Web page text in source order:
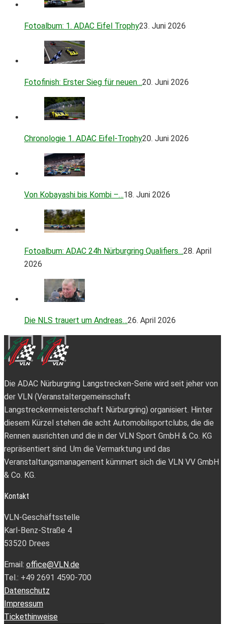
Fotoalbum: 1. ADAC Eifel Trophy23. Juni 2026
Fotofinish: Erster Sieg für neuen…20. Juni 2026
Chronologie 1. ADAC Eifel-Trophy20. Juni 2026
Von Kobayashi bis Kombi –…18. Juni 2026
Fotoalbum: ADAC 24h Nürburgring Qualifiers…28. April
2026
Die NLS trauert um Andreas…26. April 2026
Die ADAC Nürburgring Langstrecken-Serie wird seit jeher von
der VLN (Veranstaltergemeinschaft
Langstreckenmeisterschaft Nürburgring) organisiert. Hinter
diesem Kürzel stehen die acht Automobilsportclubs, die die
Rennen ausrichten und die in der VLN Sport GmbH & Co. KG
repräsentiert sind. Um die Vermarktung und das
Veranstaltungsmanagement kümmert sich die VLN VV GmbH
& Co. KG.
Kontakt
VLN-Geschäftsstelle
Karl-Benz-Straße 4
53520 Drees
Email: office@VLN.de
Tel.: +49 2691 4590-700
Datenschutz
Impressum
Tickethinweise